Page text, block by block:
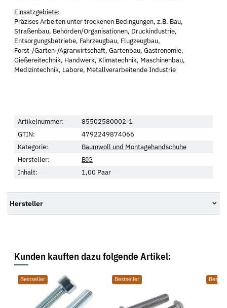
Einsatzgebiete:
Präzises Arbeiten unter trockenen Bedingungen, z.B. Bau,
Straßenbau, Behörden/Organisationen, Druckindustrie,
Entsorgungsbetriebe, Fahrzeugbau, Flugzeugbau,
Forst-/Garten-/Agrarwirtschaft, Gartenbau, Gastronomie,
Gießereitechnik, Handwerk, Klimatechnik, Maschinenbau,
Medizintechnik, Labore, Metallverarbeitende Industrie
Artikelnummer:
85502580002-1
GTIN:
4792249874066
Kategorie:
Baumwoll und Montagehandschuhe
Hersteller:
BIG
Inhalt:
1,00 Paar
Hersteller
Kunden kauften dazu folgende Artikel:
Bestseller Bestseller